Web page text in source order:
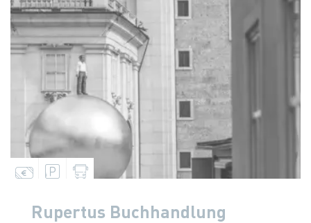
Rupertus Buchhandlung